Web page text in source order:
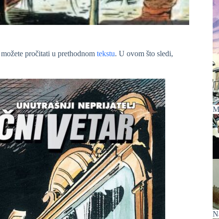
pročitati u prethodnom tekstu. U ovom što sledi,